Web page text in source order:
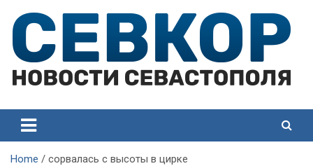
content
Севастополя
Севастополя
Home сорвалась с высоты в цирке